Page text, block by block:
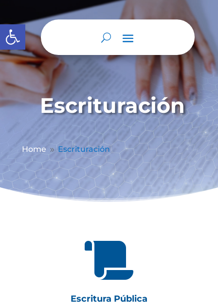
Abrir barra de herramientas
Escrituración
Home 9 Escrituración

Escritura Pública